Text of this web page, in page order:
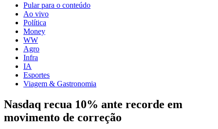
Pular para o conteúdo
Ao vivo
Política
Money
WW
Agro
Infra
IA
Esportes
Viagem & Gastronomia
Nasdaq recua 10% ante recorde em
movimento de correção